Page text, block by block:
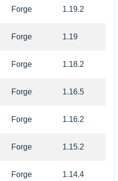
Forge 1.19.2
Forge 1.19
Forge 1.18.2
Forge 1.16.5
Forge 1.16.2
Forge 1.15.2
Forge 1.14.4